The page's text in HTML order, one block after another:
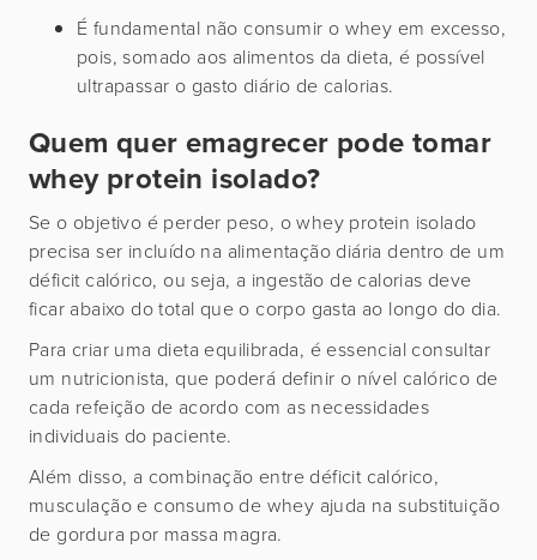
É fundamental não consumir o whey em excesso,
pois, somado aos alimentos da dieta, é possível
ultrapassar o gasto diário de calorias.
Quem quer emagrecer pode tomar
whey protein isolado?
Se o objetivo é perder peso, o whey protein isolado
precisa ser incluído na alimentação diária dentro de um
déficit calórico, ou seja, a ingestão de calorias deve
ficar abaixo do total que o corpo gasta ao longo do dia.
Para criar uma dieta equilibrada, é essencial consultar
um nutricionista, que poderá definir o nível calórico de
cada refeição de acordo com as necessidades
individuais do paciente.
Além disso, a combinação entre déficit calórico,
musculação e consumo de whey ajuda na substituição
de gordura por massa magra.